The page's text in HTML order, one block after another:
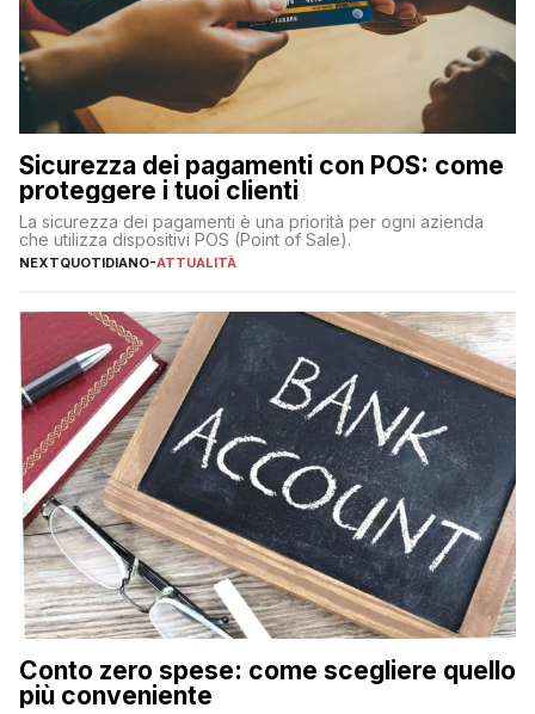
Sicurezza dei pagamenti con POS: come
proteggere i tuoi clienti
La sicurezza dei pagamenti è una priorità per ogni azienda
che utilizza dispositivi POS (Point of Sale).
NEXTQUOTIDIANO-ATTUALITÀ
Conto zero spese: come scegliere quello
più conveniente